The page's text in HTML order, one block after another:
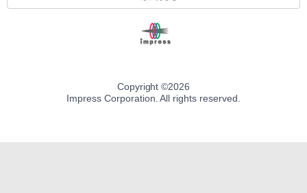
Copyright ©2026
Impress Corporation. All rights reserved.